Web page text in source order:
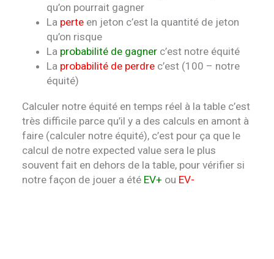
qu’on pourrait gagner
Laperteen jeton c’est la quantité de jeton
qu’on risque
La probabilité de gagnerc’est notre équité
La probabilité de perdrec’est (100 – notre
équité)
Calculer notre équité en temps réel à la table c’est
très difficile parce qu’il y a des calculs en amont à
faire (calculer notre équité), c’est pour ça que le
calcul de notre expected value sera le plus
souvent fait en dehors de la table, pour vérifier si
notre façon de jouer a été EV+ ou EV-